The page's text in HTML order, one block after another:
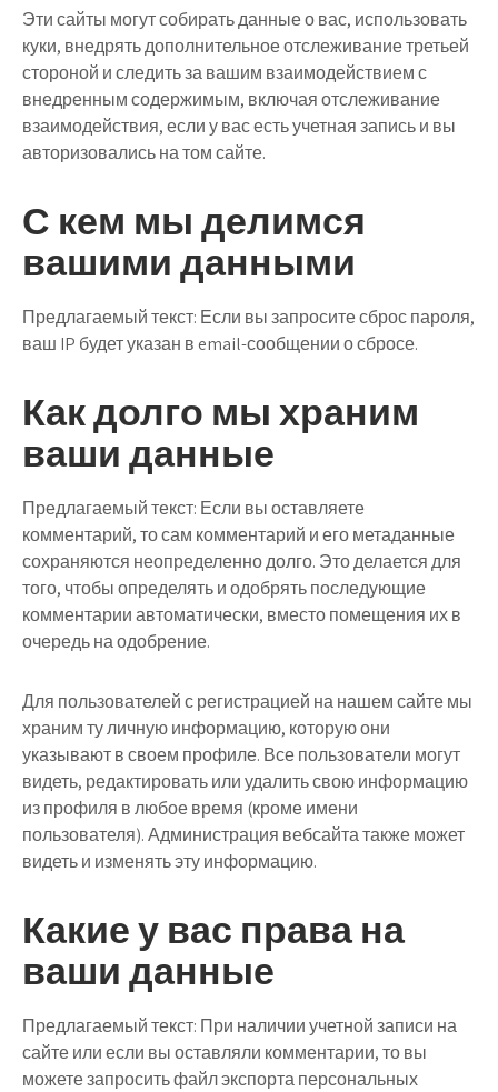
Эти сайты могут собирать данные о вас, использовать
куки, внедрять дополнительное отслеживание третьей
стороной и следить за вашим взаимодействием с
внедренным содержимым, включая отслеживание
взаимодействия, если у вас есть учетная запись и вы
авторизовались на том сайте.
С кем мы делимся
вашими данными
Предлагаемый текст: Если вы запросите сброс пароля,
ваш IP будет указан в email-сообщении о сбросе.
Как долго мы храним
ваши данные
Предлагаемый текст: Если вы оставляете
комментарий, то сам комментарий и его метаданные
сохраняются неопределенно долго. Это делается для
того, чтобы определять и одобрять последующие
комментарии автоматически, вместо помещения их в
очередь на одобрение.
Для пользователей с регистрацией на нашем сайте мы
храним ту личную информацию, которую они
указывают в своем профиле. Все пользователи могут
видеть, редактировать или удалить свою информацию
из профиля в любое время (кроме имени
пользователя). Администрация вебсайта также может
видеть и изменять эту информацию.
Какие у вас права на
ваши данные
Предлагаемый текст: При наличии учетной записи на
сайте или если вы оставляли комментарии, то вы
можете запросить файл экспорта персональных